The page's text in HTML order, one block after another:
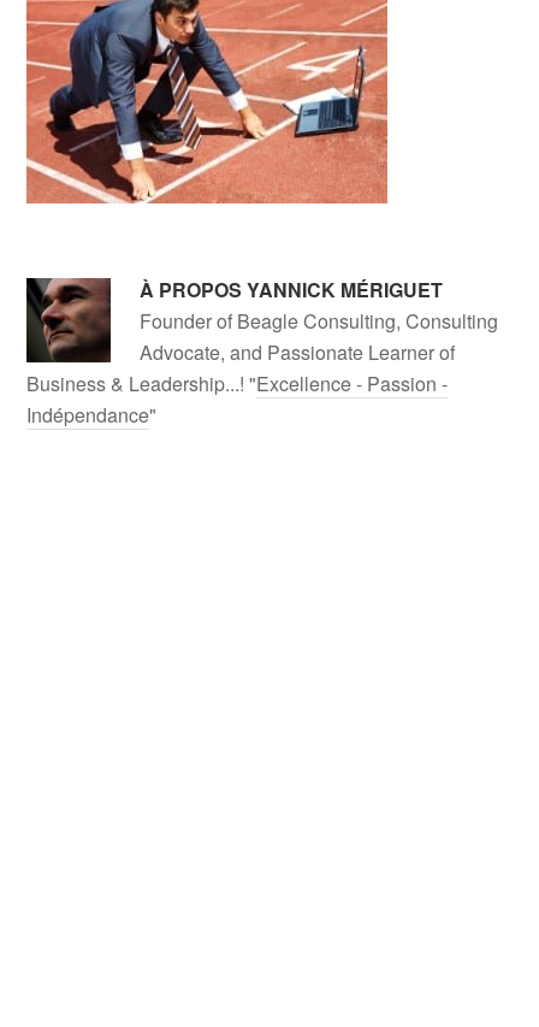
À PROPOSYANNICK MÉRIGUET
Founder of Beagle Consulting, Consulting
Advocate, and Passionate Learner of
Business & Leadership...! "Excellence - Passion -
Indépendance"